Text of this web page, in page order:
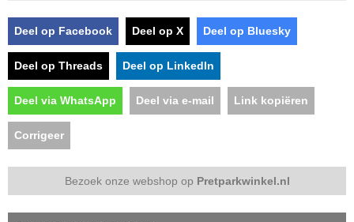
Deel op Facebook Deel op X Deel op Bluesky
Deel op Threads Deel op LinkedIn
Deel via WhatsApp Deel via e-mail Link kopiëren
Corrigeer
Bezoek onze webshop op Pretparkwinkel.nl